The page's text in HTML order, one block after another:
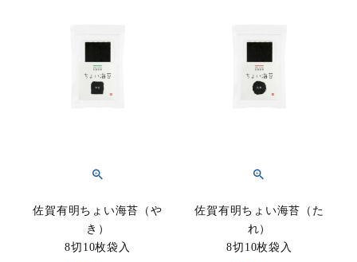
キーワード（商品名）
佐賀有明ちょい海苔（や
き）
8切10枚袋入
佐賀有明ちょい海苔（た
れ）
8切10枚袋入